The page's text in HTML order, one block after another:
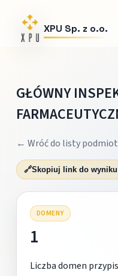
XPU Sp. z o.o.
GŁÓWNY
← Wróć do listy
🔗Skopiuj link do wyniku
DOMENY
1
Liczba domen